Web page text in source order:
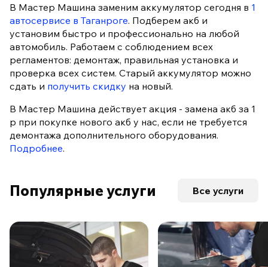
В Мастер Машина заменим аккумулятор сегодня в 1
автосервисе в Таганроге. Подберем акб и
установим быстро и профессионально на любой
автомобиль. Работаем с соблюдением всех
регламентов: демонтаж, правильная установка и
проверка всех систем. Старый аккумулятор можно
сдать и получить скидку на новый.
В Мастер Машина действует акция - замена акб за 1
р при покупке нового акб у нас, если не требуется
демонтажа дополнительного оборудования.
Подробнее.
Популярные услуги Все услуги